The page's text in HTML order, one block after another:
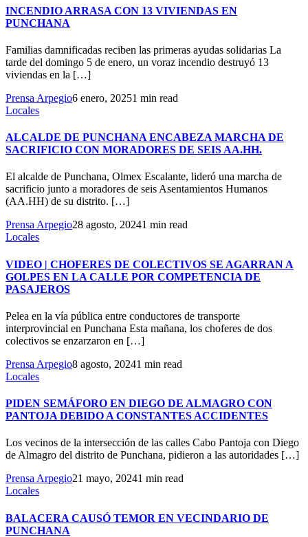
INCENDIO ARRASA CON 13 VIVIENDAS EN
PUNCHANA
Familias damnificadas reciben las primeras ayudas solidarias La
tarde del domingo 5 de enero, un voraz incendio destruyó 13
viviendas en la […]
Prensa Arpegio6 enero, 20251 min read
Locales
ALCALDE DE PUNCHANA ENCABEZA MARCHA DE
SACRIFICIO CON MORADORES DE SEIS AA.HH.
El alcalde de Punchana, Olmex Escalante, lideró una marcha de
sacrificio junto a moradores de seis Asentamientos Humanos
(AA.HH) de su distrito. […]
Prensa Arpegio28 agosto, 20241 min read
Locales
VIDEO | CHOFERES DE COLECTIVOS SE AGARRAN A
GOLPES EN LA CALLE POR COMPETENCIA DE
PASAJEROS
Pelea en la vía pública entre conductores de transporte
interprovincial en Punchana Esta mañana, los choferes de dos
colectivos se enzarzaron en […]
Prensa Arpegio8 agosto, 20241 min read
Locales
PIDEN SEMÁFORO EN DIEGO DE ALMAGRO CON
PANTOJA DEBIDO A CONSTANTES ACCIDENTES
Los vecinos de la intersección de las calles Cabo Pantoja con Diego
de Almagro del distrito de Punchana, pidieron a las autoridades […]
Prensa Arpegio21 mayo, 20241 min read
Locales
BALACERA CAUSÓ TEMOR EN VECINDARIO DE
PUNCHANA